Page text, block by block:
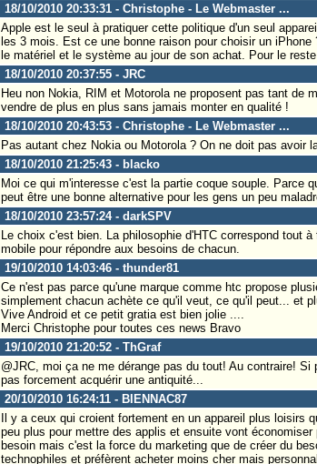
18/10/2010 20:33:31 - Christophe - Le Webmaster ...
Apple est le seul à pratiquer cette politique d'un seul
les 3 mois. Est ce une bonne raison pour choisir un
le matériel et le système au jour de son achat. Pour le
18/10/2010 20:37:55 - JRC
Heu non Nokia, RIM et Motorola ne proposent pas tant de
vendre de plus en plus sans jamais monter en qualité !
18/10/2010 20:43:53 - Christophe - Le Webmaster ...
Pas autant chez Nokia ou Motorola ? On ne doit pas avoir
18/10/2010 21:25:43 - blacko
Moi ce qui m'interesse c'est la partie coque souple. Parce
peut être une bonne alternative pour les gens un peu
18/10/2010 23:57:24 - darkSPV
Le choix c'est bien. La philosophie d'HTC correspond tout
mobile pour répondre aux besoins de chacun.
19/10/2010 14:03:46 - thunder81
Ce n'est pas parce qu'une marque comme htc propose
simplement chacun achète ce qu'il veut, ce qu'il peut... et
Vive Android et ce petit gratia est bien jolie ....
Merci Christophe pour toutes ces news Bravo
19/10/2010 21:20:52 - ThGraf
@JRC, moi ça ne me dérange pas du tout! Au contraire!
pas forcement acquérir une antiquité...
20/10/2010 16:24:11 - BIENNAC87
Il y a ceux qui croient fortement en un appareil plus loisirs
peu plus pour mettre des applis et ensuite vont
besoin mais c'est la force du marketing que de créer du
technophiles et préfèrent acheter moins cher mais